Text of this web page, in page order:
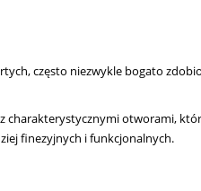
często niezwykle bogato
charakterystycznymi otworami,
finezyjnych i funkcjonalnych.